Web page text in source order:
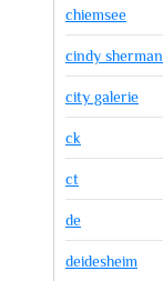
chiemsee
cindy sherman
city galerie
ck
ct
de
deidesheim